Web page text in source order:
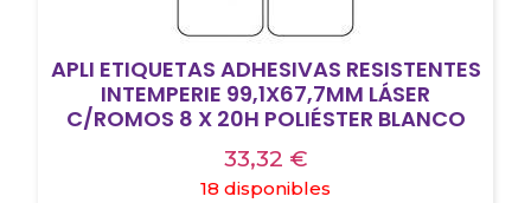
APLI ETIQUETAS ADHESIVAS RESISTENTES
INTEMPERIE 99,1X67,7MM LÁSER
C/ROMOS 8 X 20H POLIÉSTER BLANCO
33,32 €
18 disponibles